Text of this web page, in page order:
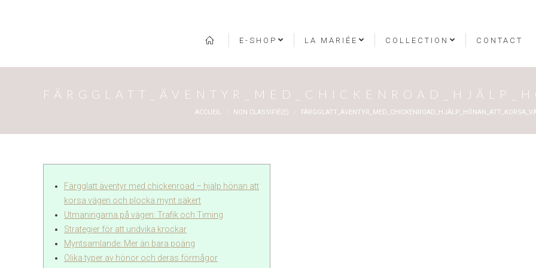
E-SHOP LA MARIÉE COLLECTION CONTACT
Vous êtes ici :
ACCUEIL NON CLASSIFIÉ(E)
Färgglatt äventyr med chickenroad – hjälp hönan att
korsa vägen och plocka mynt säkert
Utmaningarna på vägen: Trafik och Timing
Strategier för att undvika krockar
Myntsamlande: Mer än bara poäng
Olika typer av hönor och deras förmågor